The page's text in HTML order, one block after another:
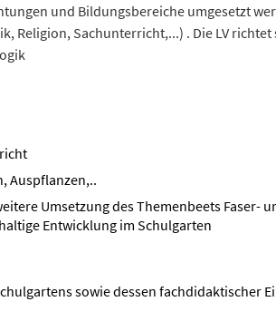
und Bildungsbereiche umgesetzt
Religion, Sachunterricht,...) . Die LV
Auspflanzen,..
Umsetzung des Themenbeets Faser-
Entwicklung im Schulgarten
sowie dessen fachdidaktischer